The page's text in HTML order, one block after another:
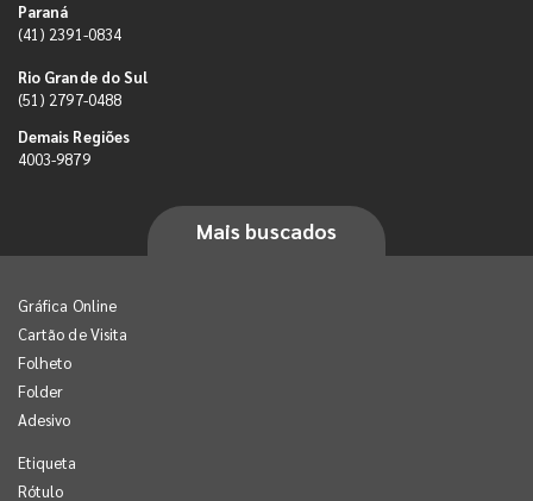
Paraná
(41) 2391-0834
Rio Grande do Sul
(51) 2797-0488
Demais Regiões
4003-9879
Mais buscados
Gráfica Online
Cartão de Visita
Folheto
Folder
Adesivo
Etiqueta
Rótulo